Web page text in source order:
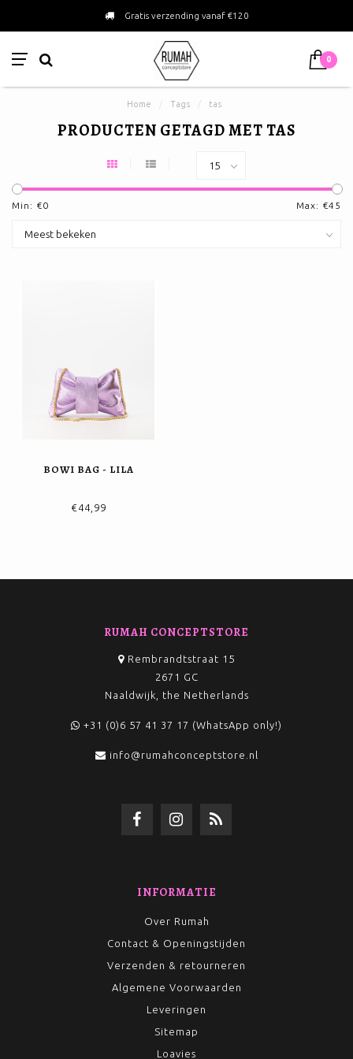
Gratis verzending vanaf €120
0
Home Tags tas
PRODUCTEN GETAGD MET TAS
Min: €0 Max: €45
BOWI BAG - LILA
€44,99
RUMAH CONCEPTSTORE
Rembrandtstraat 15
2671 GC
Naaldwijk, the Netherlands
+31 (0)6 57 41 37 17 (WhatsApp only!)
info@rumahconceptstore.nl
INFORMATIE
Over Rumah
Contact & Openingstijden
Verzenden & retourneren
Algemene Voorwaarden
Leveringen
Sitemap
Loavies